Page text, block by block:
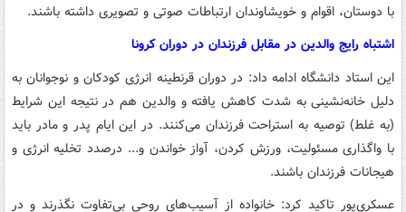
با دوستان، اقوام و خویشاوندان ارتباطات صوتی و تصویری داشته باشند.
اشتباه رایج والدین در مقابل فرزندان در دوران کرونا
این استاد دانشگاه ادامه داد: در دوران قرنطینه انرژی کودکان و نوجوانان به
دلیل خانه‌نشینی به شدت کاهش یافته و والدین هم در نتیجه این شرایط
(به غلط) توصیه به استراحت فرزندان می‌کنند. در این ایام پدر و مادر باید
با واگذاری مسئولیت، ورزش کردن، آواز خواندن و... درصدد تخلیه انرژی و
هیجانات فرزندان باشند.
عسکری‌پور تاکید کرد: خانواده از آسیب‌های روحی بی‌تفاوت نگذرند و در